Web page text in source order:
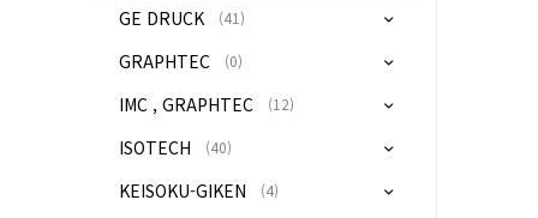
GE DRUCK (41)
GRAPHTEC (0)
IMC , GRAPHTEC (12)
ISOTECH (40)
KEISOKU-GIKEN (4)